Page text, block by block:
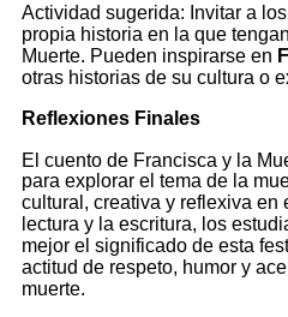
Actividad sugerida: Invitar a
propia historia en la que
Muerte. Pueden inspirarse en
otras historias de su cultura o
Reflexiones Finales
El cuento de Francisca y la
para explorar el tema de la
cultural, creativa y reflexiva en
lectura y la escritura, los
mejor el significado de esta
actitud de respeto, humor y
muerte.